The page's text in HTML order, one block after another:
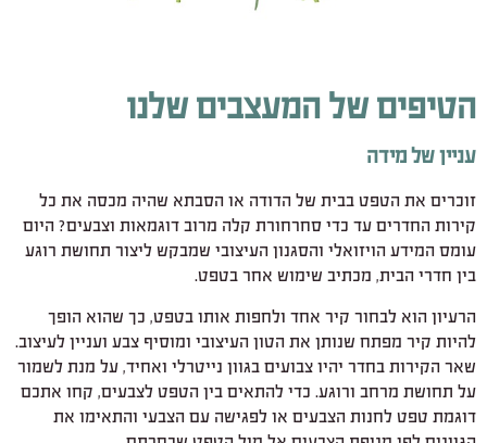
הטיפים של המעצבים שלנו
עניין של מידה
זוכרים את הטפט בבית של הדודה או הסבתא שהיה מכסה את כל
קירות החדרים עד כדי סחרחורת קלה מרוב דוגמאות וצבעים? היום
עומס המידע הויזואלי והסגנון העיצובי שמבקש ליצור תחושת רוגע
בין חדרי הבית, מכתיב שימוש אחר בטפט.
הרעיון הוא לבחור קיר אחד ולחפות אותו בטפט, כך שהוא הופך
להיות קיר מפתח שנותן את הטון העיצובי ומוסיף צבע ועניין לעיצוב.
שאר הקירות בחדר יהיו צבועים בגוון נייטרלי ואחיד, על מנת לשמור
על תחושת מרחב ורוגע. כדי להתאים בין הטפט לצבעים, קחו אתכם
דוגמת טפט לחנות הצבעים או לפגישה עם הצבעי והתאימו את